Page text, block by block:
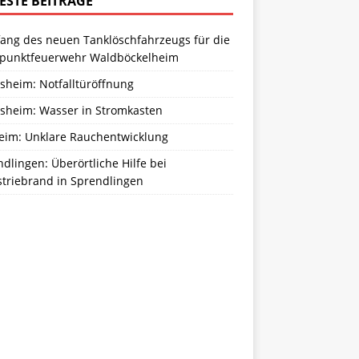
des neuen Tanklöschfahrzeugs für die
Waldböckelheim
Notfalltüröffnung
Wasser in Stromkasten
Unklare Rauchentwicklung
Überörtliche Hilfe bei
in Sprendlingen